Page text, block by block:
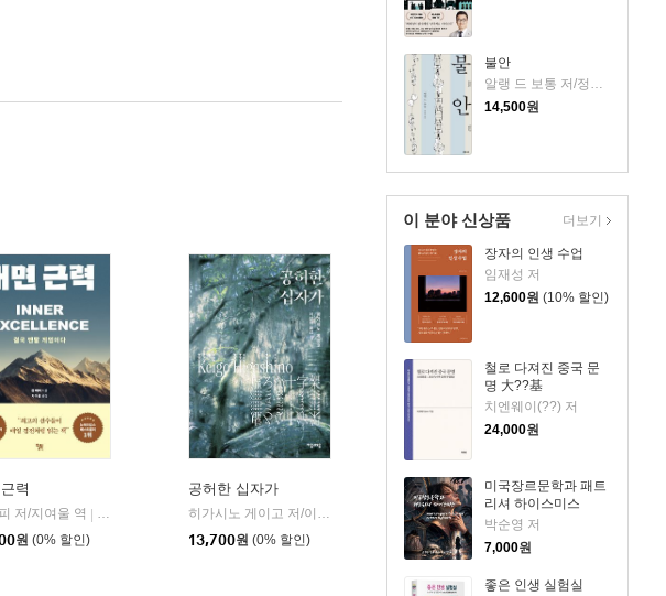
불안
14,500원
이 분야 신상품
장자의 인생 수업
임재성 저
12,600원 (10% 할인)
철로 다져진 중국 문
명 大??基
치엔웨이(??) 저
24,000원
미국장르문학과 패트
리셔 하이스미스
박순영 저
7,000원
좋은 인생 실험실
더보기
력
저/지여울 역 |
원 (0% 할인)
공허한 십자가
자음과모음
13,700원 (0% 할인)